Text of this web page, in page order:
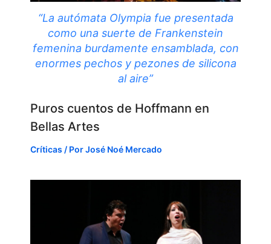
“La autómata Olympia fue presentada
como una suerte de Frankenstein
femenina burdamente ensamblada, con
enormes pechos y pezones de silicona
al aire”
Puros cuentos de Hoffmann en
Bellas Artes
Críticas / PorJosé Noé Mercado